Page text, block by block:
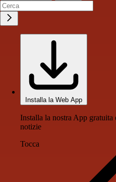
Installa la Web App
Installa la nostra App gratuita
notizie
Tocca